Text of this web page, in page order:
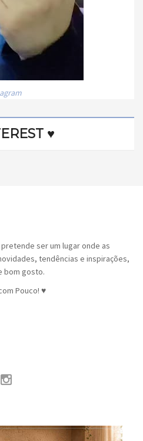
♥
ser um lugar onde as
tendências e inspirações,
bom gosto.
Pouco! ♥